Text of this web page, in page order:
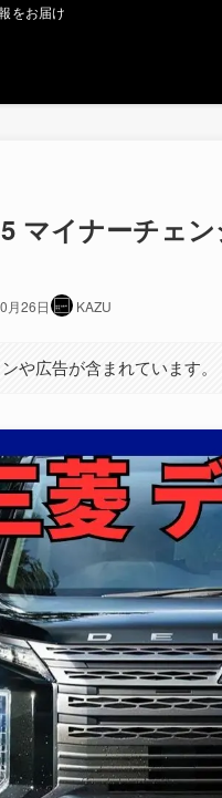
をお届け
マイナーチェ
月26日 KAZU
や広告が含まれています。